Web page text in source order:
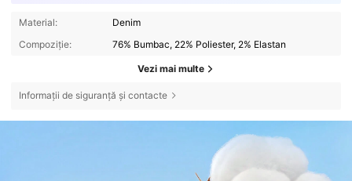
Material:
Denim
Compoziție:
76% Bumbac, 22% Poliester, 2% Elastan
Vezi mai multe
Informații de siguranță și contacte